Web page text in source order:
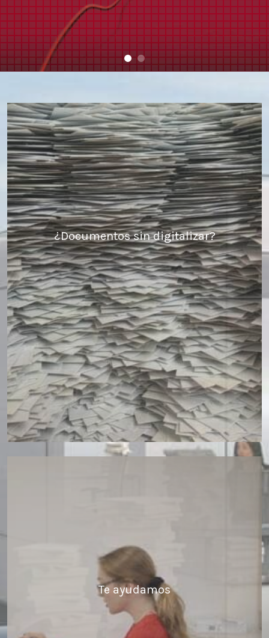
¿Documentos sin digitalizar?
Te ayudamos